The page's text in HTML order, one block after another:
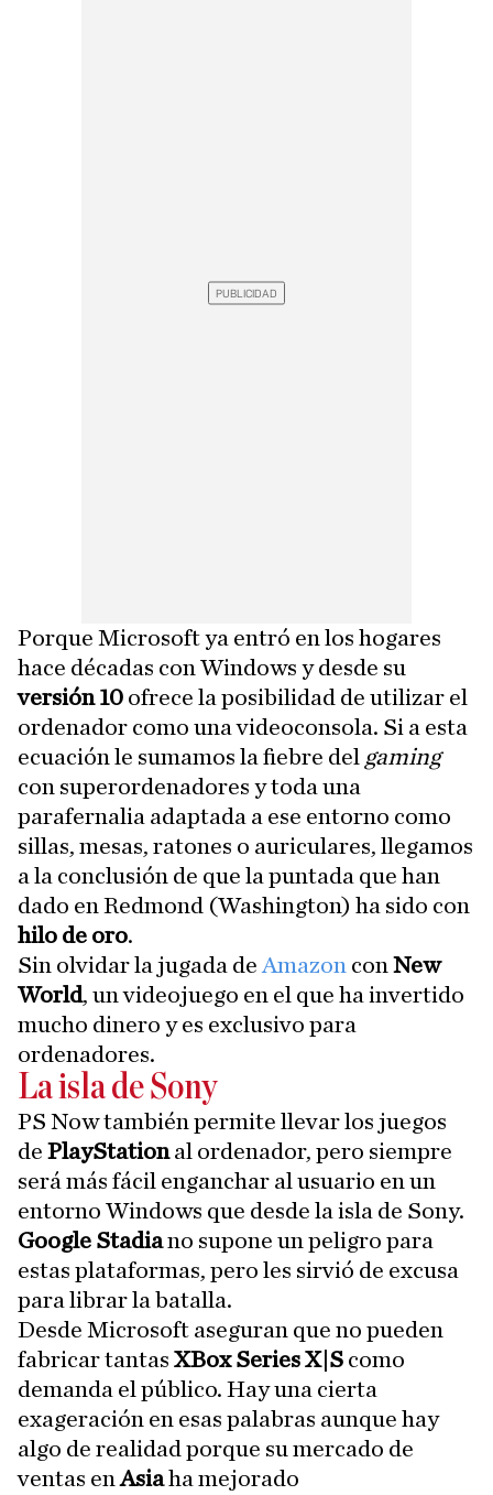
Porque Microsoft ya entró en los hogares
hace décadas con Windows y desde su
versión 10 ofrece la posibilidad de utilizar el
ordenador como una videoconsola. Si a esta
ecuación le sumamos la fiebre del gaming
con superordenadores y toda una
parafernalia adaptada a ese entorno como
sillas, mesas, ratones o auriculares, llegamos
a la conclusión de que la puntada que han
dado en Redmond (Washington) ha sido con
hilo de oro.
Sin olvidar la jugada de Amazon con New
World, un videojuego en el que ha invertido
mucho dinero y es exclusivo para
ordenadores.
La isla de Sony
PS Now también permite llevar los juegos
de PlayStational ordenador, pero siempre
será más fácil enganchar al usuario en un
entorno Windows que desde la isla de Sony.
Google Stadiano supone un peligro para
estas plataformas, pero les sirvió de excusa
para librar la batalla.
Desde Microsoft aseguran que no pueden
fabricar tantas XBox Series X|S como
demanda el público. Hay una cierta
exageración en esas palabras aunque hay
algo de realidad porque su mercado de
ventas enAsiaha mejorado